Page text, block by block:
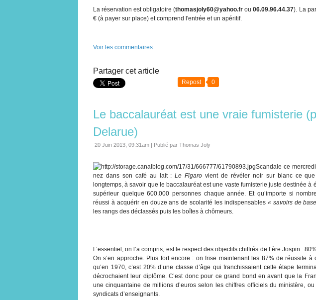
La réservation est obligatoire (thomasjoly60@yahoo.fr ou06.09.96.44.37). La
€ (à payer sur place) et comprend l'entrée et un apéritif.
Voir les commentaires
Partager cet article
Repost 0
Le baccalauréat est une vraie fumisterie
Delarue)
20 Juin 2013, 09:31am | Publié par Thomas Joly
Scandale ce
nez dans son café au lait :Le Figaro vient de révéler noir sur blanc ce
longtemps, à savoir que le baccalauréat est une vaste fumisterie juste destinée à
supérieur quelque 600.000 personnes chaque année. Et qu’importe si
réussi à acquérir en douze ans de scolarité les indispensables « savoirs de
les rangs des déclassés puis les boîtes à chômeurs.
L’essentiel, on l’a compris, est le respect des objectifs chiffrés de l’ère Jospin :
On s’en approche. Plus fort encore : on frise maintenant les 87% de réussite à
qu’en 1970, c’est 20% d’une classe d’âge qui franchissaient cette étape
décrochaient leur diplôme. C’est donc pour ce grand bond en avant que la
une cinquantaine de millions d’euros selon les chiffres officiels du ministère,
syndicats d’enseignants.